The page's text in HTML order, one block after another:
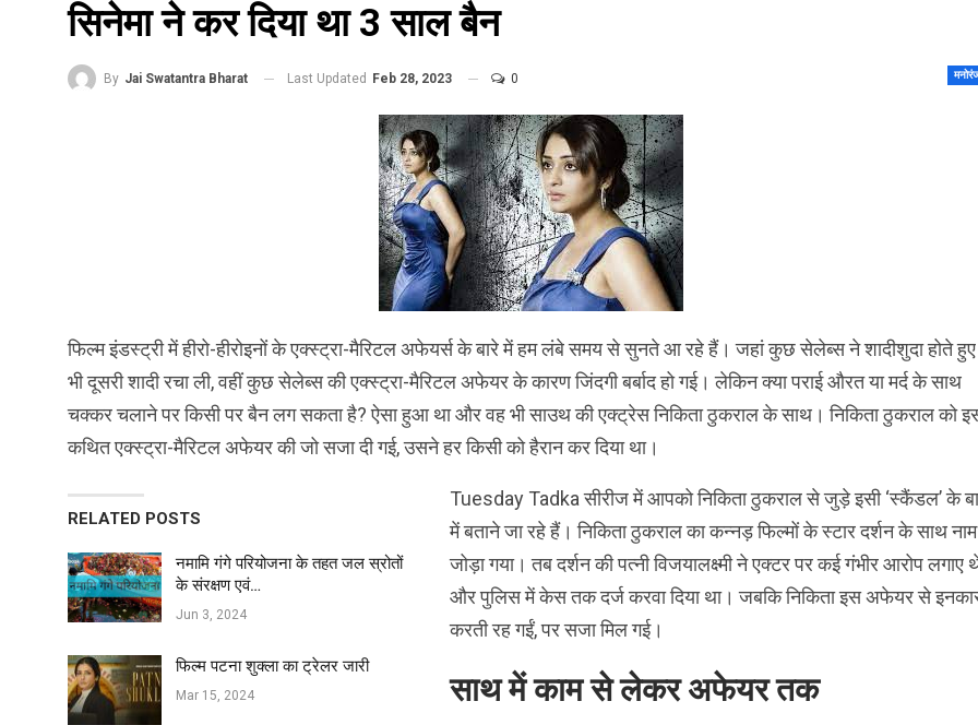
सिनेमा ने कर दिया था 3 साल बैन
By Jai Swatantra Bharat Last Updated Feb 28, 2023 0
फिल्म इंडस्ट्री में हीरो-हीरोइनों के एक्स्ट्रा-मैरिटल अफेयर्स के बारे में हम लंबे समय से सुनते आ रहे हैं। जहां कुछ सेलेब्स ने शादीशुदा होते हुए
भी दूसरी शादी रचा ली, वहीं कुछ सेलेब्स की एक्स्ट्रा-मैरिटल अफेयर के कारण जिंदगी बर्बाद हो गई। लेकिन क्या पराई औरत या मर्द के साथ
चक्कर चलाने पर किसी पर बैन लग सकता है? ऐसा हुआ था और वह भी साउथ की एक्ट्रेस निकिता ठुकराल के साथ। निकिता ठुकराल को
कथित एक्स्ट्रा-मैरिटल अफेयर की जो सजा दी गई, उसने हर किसी को हैरान कर दिया था।
RELATED POSTS
नमामि गंगे परियोजना के तहत जल स्रोतों
के संरक्षण एवं…
Jun 3, 2024
फिल्‍म पटना शुक्ला का ट्रेलर जारी
Mar 15, 2024
Tuesday Tadka सीरीज में आपको निकिता ठुकराल से जुड़े इसी ‘स्कैंडल’ के
में बताने जा रहे हैं। निकिता ठुकराल का कन्नड़ फिल्मों के स्टार दर्शन के साथ नाम
जोड़ा गया। तब दर्शन की पत्नी विजयालक्ष्मी ने एक्टर पर कई गंभीर आरोप लगाए
और पुलिस में केस तक दर्ज करवा दिया था। जबकि निकिता इस अफेयर से
करती रह गईं, पर सजा मिल गई।
साथ में काम से लेकर अफेयर तक